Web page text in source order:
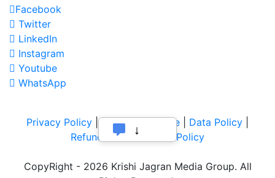
Facebook
Twitter
LinkedIn
Instagram
Youtube
WhatsApp
Privacy Policy |Terms of Service Data Policy
Refund & Cancellation Policy
CopyRight - 2026 Krishi Jagran Media Group. All